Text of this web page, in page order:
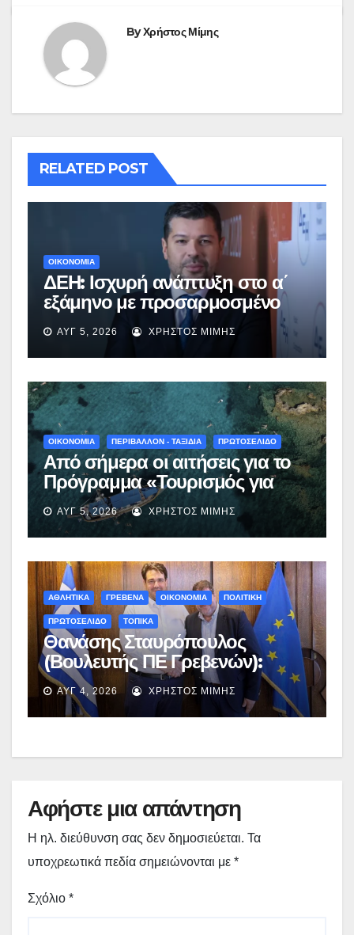
ByΧρήστος Μίμης
RELATED POST
ΟΙΚΟΝΟΜΙΑ
ΔΕΗ: Ισχυρή ανάπτυξη στο α΄
εξάμηνο με προσαρμοσμένο
EBITDA στα €1,2 δισ.
ΑΥΓ 5, 2026 ΧΡΉΣΤΟΣ ΜΊΜΗΣ
ΟΙΚΟΝΟΜΙΑ ΠΕΡΙΒΑΛΛΟΝ - ΤΑΞΙΔΙΑ ΠΡΩΤΟΣΕΛΙΔΟ
Από σήμερα οι αιτήσεις για το
Πρόγραμμα «Τουρισμός για
Όλους 2026-2027» – Πότε λήγει
η προσθεσμία
ΑΥΓ 5, 2026 ΧΡΉΣΤΟΣ ΜΊΜΗΣ
ΑΘΛΗΤΙΚΑ ΓΡΕΒΕΝΑ ΟΙΚΟΝΟΜΙΑ ΠΟΛΙΤΙΚΗ
ΠΡΩΤΟΣΕΛΙΔΟ ΤΟΠΙΚΑ
Θανάσης Σταυρόπουλος
(Βουλευτής ΠΕ Γρεβενών):
Έκτακτη χρηματοδότηση
400.000€ για επιπλέον
εργασίες στο Δημοτικό Στάδιο
ΑΥΓ 4, 2026 ΧΡΉΣΤΟΣ ΜΊΜΗΣ
Αφήστε μια απάντηση
Η ηλ. διεύθυνση σας δεν δημοσιεύεται. Τα
υποχρεωτικά πεδία σημειώνονται με *
Σχόλιο *